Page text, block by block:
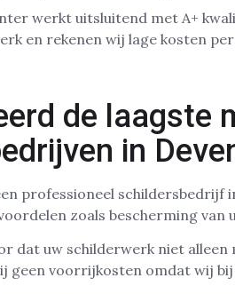
werkt uitsluitend met A+
en rekenen wij lage kosten
de laagste
in
professioneel
zoals bescherming
dat uw schilderwerk niet
geen voorrijkosten omdat wij